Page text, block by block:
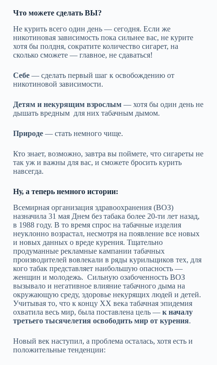
Что можете сделать ВЫ?
Не курить всего один день — сегодня. Если же
никотиновая зависимость пока сильнее вас, не курите
хотя бы полдня, сократите количество сигарет, на
сколько сможете — главное, не сдаваться!
Себе— сделать первый шаг к освобождению от
никотиновой зависимости.
Детям и некурящим взрослым— хотя бы один день не
дышать вредным для них табачным дымом.
Природе— стать немного чище.
Кто знает, возможно, завтра вы поймете, что сигареты не
так уж и важны для вас, и сможете бросить курить
навсегда.
Ну, а теперь немного истории:
Всемирная организация здравоохранения (ВОЗ)
назначила 31 мая Днем без табака более 20-ти лет назад,
в 1988 году. В то время спрос на табачные изделия
неуклонно возрастал, несмотря на появление все новых
и новых данных о вреде курения. Тщательно
продуманные рекламные кампании табачных
производителей вовлекали в ряды курильщиков тех, для
кого табак представляет наибольшую опасность —
женщин и молодежь. Сильную озабоченность ВОЗ
вызывало и негативное влияние табачного дыма на
окружающую среду, здоровье некурящих людей и детей.
Учитывая то, что к концу ХХ века табачная эпидемия
охватила весь мир, была поставлена цель — к началу
третьего тысячелетия освободить мир от курения.
Новый век наступил, а проблема осталась, хотя есть и
положительные тенденции: